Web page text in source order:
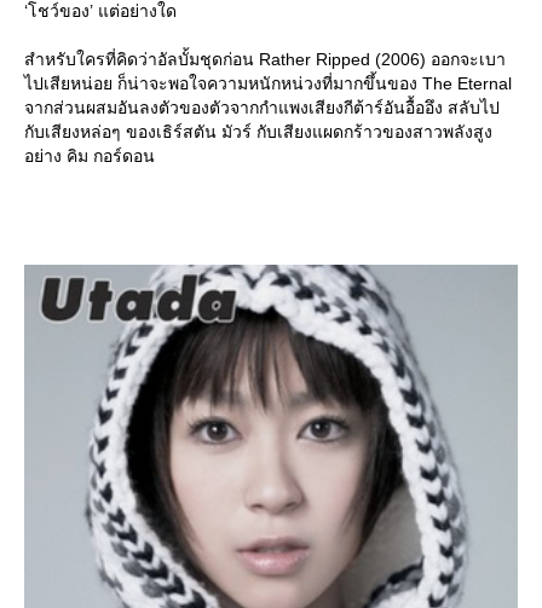
‘โชว์ของ’ แต่อย่างใด
สำหรับใครที่คิดว่าอัลบั้มชุดก่อน Rather Ripped (2006) ออกจะเบา
ไปเสียหน่อย ก็น่าจะพอใจความหนักหน่วงที่มากขึ้นของ The Eternal
จากส่วนผสมอันลงตัวของตัวจากกำแพงเสียงกีต้าร์อันอื้ออึง สลับไป
กับเสียงหล่อๆ ของเธิร์สตัน มัวร์ กับเสียงแผดกร้าวของสาวพลังสูง
อย่าง คิม กอร์ดอน